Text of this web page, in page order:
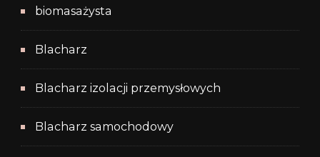
biomasażysta
Blacharz
Blacharz izolacji przemysłowych
Blacharz samochodowy